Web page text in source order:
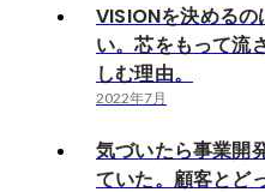
VISIONを決める
い。芯をもって流
しむ理由。
2022年7月
気づいたら事業開
ていた。顧客とど